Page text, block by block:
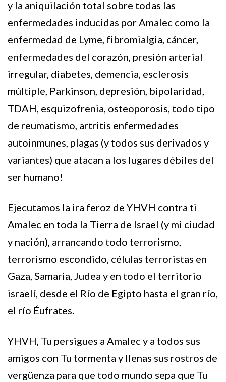
y la aniquilación total sobre todas las
enfermedades inducidas por Amalec como la
enfermedad de Lyme, fibromialgia, cáncer,
enfermedades del corazón, presión arterial
irregular, diabetes, demencia, esclerosis
múltiple, Parkinson, depresión, bipolaridad,
TDAH, esquizofrenia, osteoporosis, todo tipo
de reumatismo, artritis enfermedades
autoinmunes, plagas (y todos sus derivados y
variantes) que atacan a los lugares débiles del
ser humano!
Ejecutamos la ira feroz de YHVH contra ti
Amalec en toda la Tierra de Israel (y mi ciudad
y nación), arrancando todo terrorismo,
terrorismo escondido, células terroristas en
Gaza, Samaria, Judea y en todo el territorio
israelí, desde el Río de Egipto hasta el gran río,
el río Éufrates.
YHVH, Tu persigues a Amalec y a todos sus
amigos con Tu tormenta y llenas sus rostros de
vergüenza para que todo mundo sepa que Tu